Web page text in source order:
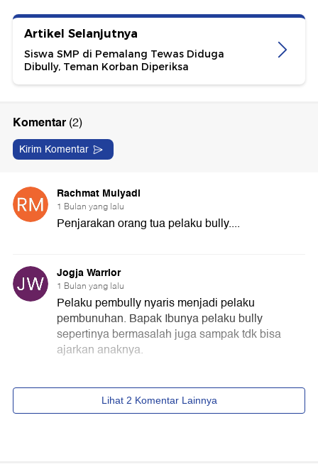
Artikel Selanjutnya
Siswa SMP di Pemalang Tewas Diduga
Dibully, Teman Korban Diperiksa